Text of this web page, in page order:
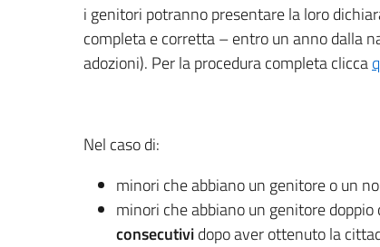
i genitori potranno presentare la loro
completa e corretta – entro un anno dalla
adozioni). Per la procedura completa clicca
Nel caso di:
minori che abbiano un genitore o un
minori che abbiano un genitore
consecutividopo aver ottenuto la